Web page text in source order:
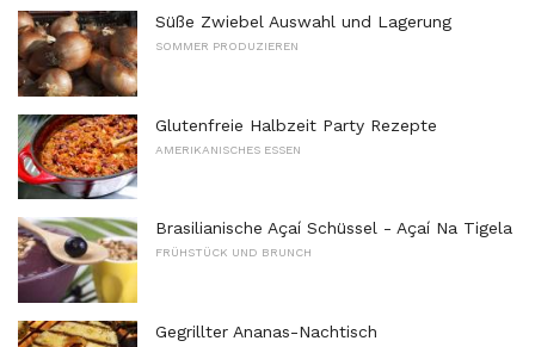
Süße Zwiebel Auswahl und Lagerung
SOMMER PRODUZIEREN
Glutenfreie Halbzeit Party Rezepte
AMERIKANISCHES ESSEN
Brasilianische Açaí Schüssel - Açaí Na Tigela
FRÜHSTÜCK UND BRUNCH
Gegrillter Ananas-Nachtisch